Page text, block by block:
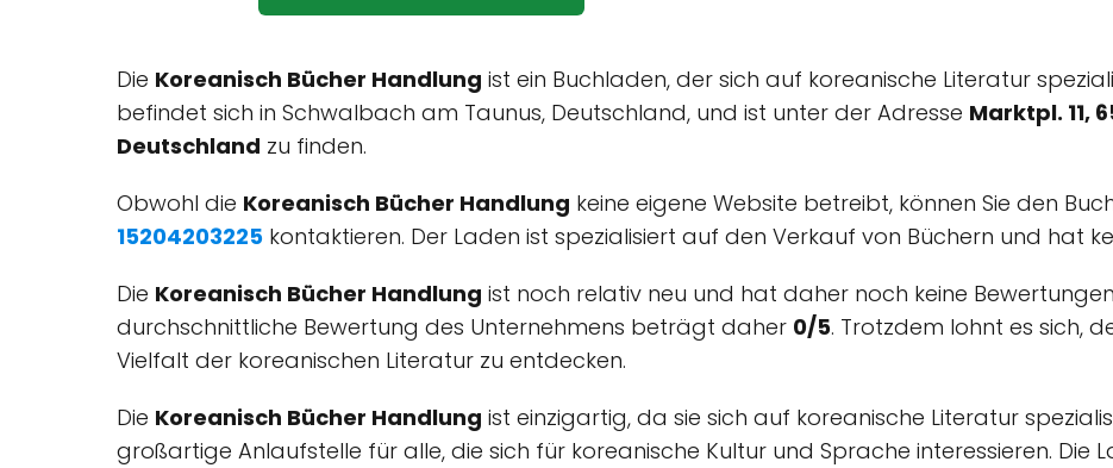
Die Koreanisch Bücher Handlung ist ein Buchladen, der sich auf koreanische Literatur
befindet sich in Schwalbach am Taunus, Deutschland, und ist unter der Adresse Marktpl. 11,
Deutschland zu finden.
Obwohl die Koreanisch Bücher Handlung keine eigene Website betreibt, können Sie den
15204203225 kontaktieren. Der Laden ist spezialisiert auf den Verkauf von Büchern und hat
Die Koreanisch Bücher Handlung ist noch relativ neu und hat daher noch keine
durchschnittliche Bewertung des Unternehmens beträgt daher 0/5. Trotzdem lohnt es sich,
Vielfalt der koreanischen Literatur zu entdecken.
Die Koreanisch Bücher Handlung ist einzigartig, da sie sich auf koreanische Literatur
großartige Anlaufstelle für alle, die sich für koreanische Kultur und Sprache interessieren. Die